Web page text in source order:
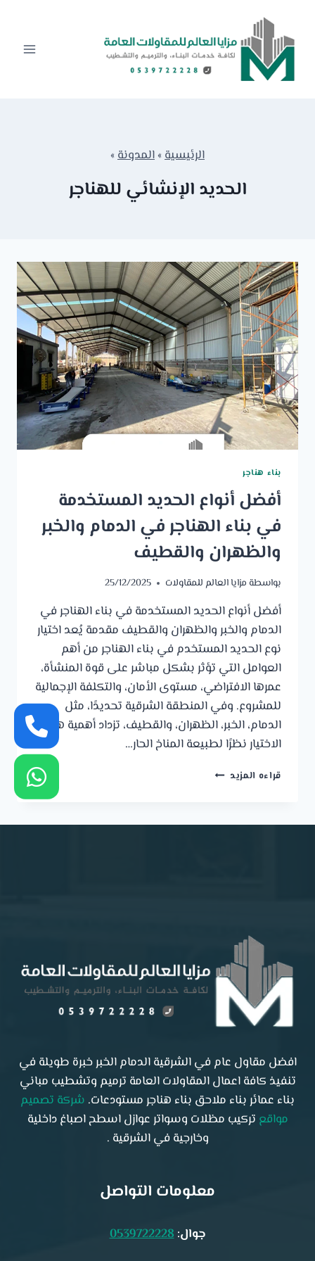
المحتوى
الرئيسية»المدونة»
الحديد الإنشائي للهناجر
بناء هناجر
أفضل أنواع الحديد المستخدمة
في بناء الهناجر في الدمام والخبر
والظهران والقطيف
بواسطة مزايا العالم للمقاولات 25/12/2025
أفضل أنواع الحديد المستخدمة في بناء الهناجر في
الدمام والخبر والظهران والقطيف مقدمة يُعد اختيار
نوع الحديد المستخدم في بناء الهناجر من أهم
العوامل التي تؤثر بشكل مباشر على قوة المنشأة،
عمرها الافتراضي، مستوى الأمان، والتكلفة الإجمالية
للمشروع. وفي المنطقة الشرقية تحديدًا، مثل
الدمام، الخبر، الظهران، والقطيف، تزداد أهمية هذا
الاختيار نظرًا لطبيعة المناخ الحار…
قراءه المزيد أفضل
افضل مقاول عام في الشرقية الدمام الخبر خبرة طويلة في
تنفيذ كافة اعمال المقاولات العامة ترميم وتشطيب مباني
بناء عمائر بناء ملاحق بناء هناجر مستودعات. شركة تصميم
مواقع تركيب مظلات وسواتر عوازل اسطح اصباغ داخلية
وخارجية في الشرقية .
معلومات التواصل
جوال:0539722228